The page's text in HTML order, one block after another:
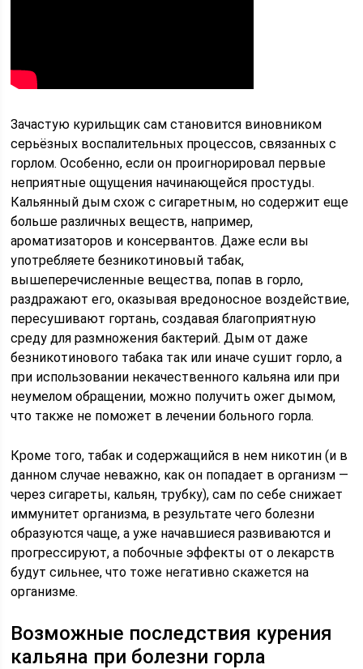
Зачастую курильщик сам становится виновником
серьёзных воспалительных процессов, связанных с
горлом. Особенно, если он проигнорировал первые
неприятные ощущения начинающейся простуды.
Кальянный дым схож с сигаретным, но содержит еще
больше различных веществ, например,
ароматизаторов и консервантов. Даже если вы
употребляете безникотиновый табак,
вышеперечисленные вещества, попав в горло,
раздражают его, оказывая вредоносное воздействие,
пересушивают гортань, создавая благоприятную
среду для размножения бактерий. Дым от даже
безникотинового табака так или иначе сушит горло, а
при использовании некачественного кальяна или при
неумелом обращении, можно получить ожег дымом,
что также не поможет в лечении больного горла.
Кроме того, табак и содержащийся в нем никотин (и в
данном случае неважно, как он попадает в организм —
через сигареты, кальян, трубку), сам по себе снижает
иммунитет организма, в результате чего болезни
образуются чаще, а уже начавшиеся развиваются и
прогрессируют, а побочные эффекты от о лекарств
будут сильнее, что тоже негативно скажется на
организме.
Возможные последствия курения
кальяна при болезни горла